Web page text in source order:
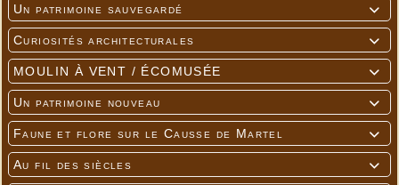

Un patrimoine sauvegardé

Curiosités architecturales

MOULIN À VENT / ÉCOMUSÉE

Un patrimoine nouveau

Faune et flore sur le Causse de Martel

Au fil des siècles